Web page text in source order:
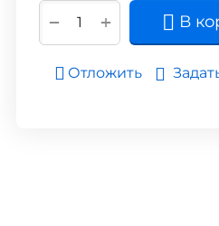
+
− В
Отложить